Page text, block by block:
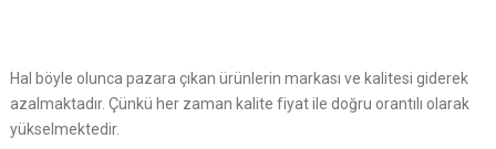
Hal böyle olunca pazara çıkan ürünlerin markası ve kalitesi giderek
azalmaktadır. Çünkü her zaman kalite fiyat ile doğru orantılı olarak
yükselmektedir.